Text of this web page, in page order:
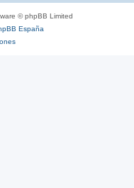
© phpBB Limited
España